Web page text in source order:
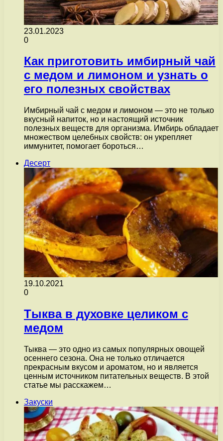
23.01.2023
0
Как приготовить имбирный чай
с медом и лимоном и узнать о
его полезных свойствах
Имбирный чай с медом и лимоном — это не только
вкусный напиток, но и настоящий источник
полезных веществ для организма. Имбирь обладает
множеством целебных свойств: он укрепляет
иммунитет, помогает бороться…
Десерт
19.10.2021
0
Тыква в духовке целиком с
медом
Тыква — это одно из самых популярных овощей
осеннего сезона. Она не только отличается
прекрасным вкусом и ароматом, но и является
ценным источником питательных веществ. В этой
статье мы расскажем…
Закуски